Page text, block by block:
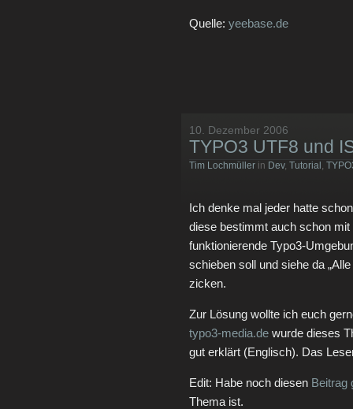
Quelle: yeebase.de
10. Dezember 2006
TYPO3 UTF8 und
Tim Lochmüller in Dev, Tutorial ,
Ich denke mal jeder hatte
diese bestimmt auch schon
funktionierende Typo3-
schieben soll und siehe da
zicken.
Zur Lösung wollte ich euch
typo3-media.de wurde dieses
gut erklärt (Englisch). Das
Edit: Habe noch diesen Beitrag
Thema ist.